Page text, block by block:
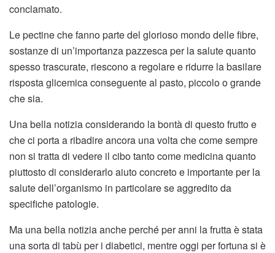
conclamato.
Le pectine che fanno parte del glorioso mondo delle fibre,
sostanze di un’importanza pazzesca per la salute quanto
spesso trascurate, riescono a regolare e ridurre la basilare
risposta glicemica conseguente al pasto, piccolo o grande
che sia.
Una bella notizia considerando la bontà di questo frutto e
che ci porta a ribadire ancora una volta che come sempre
non si tratta di vedere il cibo tanto come medicina quanto
piuttosto di considerarlo aiuto concreto e importante per la
salute dell’organismo in particolare se aggredito da
specifiche patologie.
Ma una bella notizia anche perché per anni la frutta è stata
una sorta di tabù per i diabetici, mentre oggi per fortuna si è